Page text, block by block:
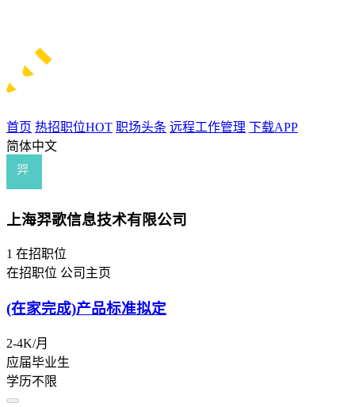
首页 热招职位HOT 职场头条 远程工作管理 下载APP
简体中文
上海羿歌信息技术有限公司
1 在招职位
在招职位 公司主页
(在家完成)产品标准拟定
2-4K/月
应届毕业生
学历不限